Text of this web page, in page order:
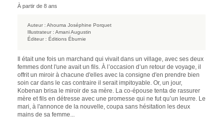
À partir de 8 ans
Auteur : Ahouma Joséphine Porquet
Illustrateur : Amani Augustin
Éditeur : Éditions Éburnie
Il était une fois un marchand qui vivait dans un village, avec ses deux
femmes dont l'une avait un fils. À l’occasion d’un retour de voyage, il
offrit un miroir à chacune d'elles avec la consigne d'en prendre bien
soin car dans le cas contraire il serait impitoyable. Or, un jour,
Kobenan brisa le miroir de sa mère. La co-épouse tenta de rassurer
mère et fils en détresse avec une promesse qui ne fut qu’un leurre. Le
mari, à l'annonce de la nouvelle, coupa sans hésitation les deux
mains de sa femme...